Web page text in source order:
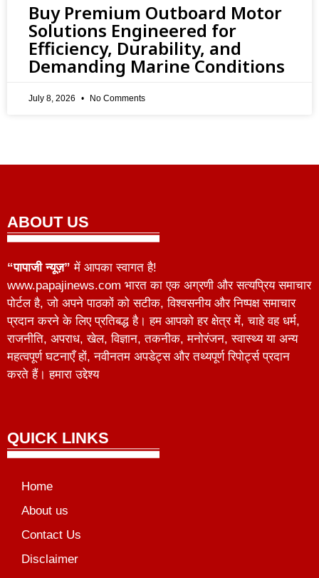
Buy Premium Outboard Motor
Solutions Engineered for
Efficiency, Durability, and
Demanding Marine Conditions
July 8, 2026 No Comments
ABOUT US
“पापाजी न्यूज़” में आपका स्वागत है!
www.papajinews.com भारत का एक अग्रणी और सत्यप्रिय समाचार
पोर्टल है, जो अपने पाठकों को सटीक, विश्वसनीय और निष्पक्ष समाचार
प्रदान करने के लिए प्रतिबद्ध है। हम आपको हर क्षेत्र में, चाहे वह धर्म,
राजनीति, अपराध, खेल, विज्ञान, तकनीक, मनोरंजन, स्वास्थ्य या अन्य
महत्वपूर्ण घटनाएँ हों, नवीनतम अपडेट्स और तथ्यपूर्ण रिपोर्ट्स प्रदान
करते हैं। हमारा उद्देश्य
QUICK LINKS
Home
About us
Contact Us
Disclaimer